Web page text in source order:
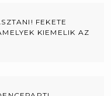
FEKETE
KIEMELIK AZ